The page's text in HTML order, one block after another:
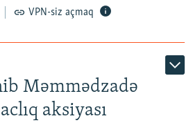
VPN-siz açmaq
Məmmədzadə
aksiyası